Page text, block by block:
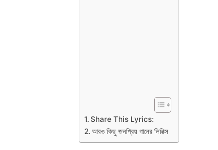
Share This Lyrics:
আরও কিছু জনপ্রিয় গানের লিরিক্স